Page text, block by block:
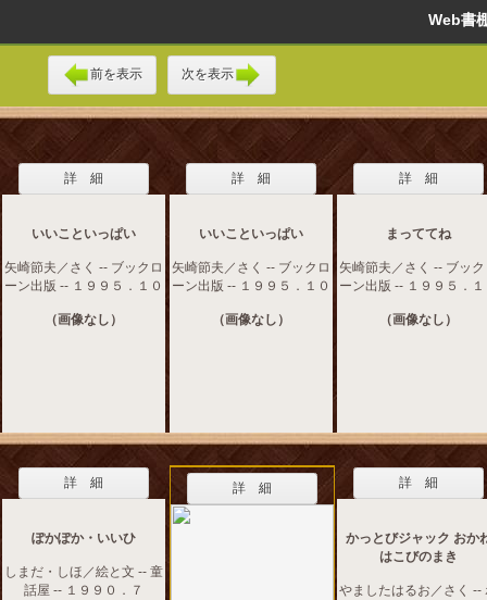
Web
前を表示 次を表示
詳 細
いいこといっぱい
矢崎節夫／さく -- ブックロ
ーン出版 -- １９９５．１０
（画像なし）
詳 細
いいこといっぱい
矢崎節夫／さく -- ブックロ
ーン出版 -- １９９５．１０
（画像なし）
詳 細
まっててね
矢崎節夫／さく -- ブッ
ーン出版 -- １９９５．
（画像なし）
詳 細
ぽかぽか・いいひ
しまだ・しほ／絵と文 -- 童
話屋 -- １９９０．７
詳 細 詳 細
かっとびジャック おか
はこびのまき
やましたはるお／さく --